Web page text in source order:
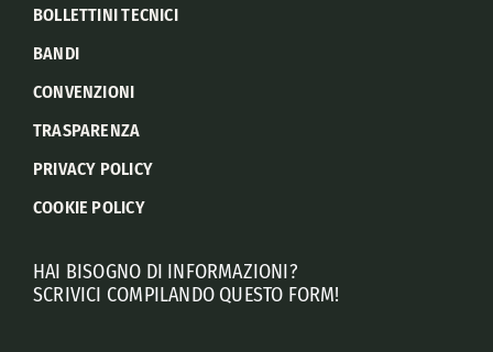
BOLLETTINI TECNICI
BANDI
CONVENZIONI
TRASPARENZA
PRIVACY POLICY
COOKIE POLICY
HAI BISOGNO DI INFORMAZIONI?
SCRIVICI COMPILANDO QUESTO FORM!